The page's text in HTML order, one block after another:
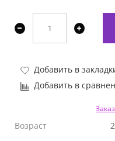
Добавить в
Добавить в
Возраст